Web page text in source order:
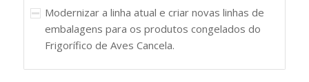
Modernizar a linha atual e criar novas linhas de
embalagens para os produtos congelados do
Frigorífico de Aves Cancela.